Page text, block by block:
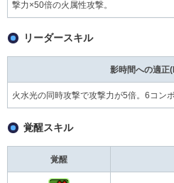
撃力×50倍の火属性攻撃。
リーダースキル
影時間への適正
火水光の同時攻撃で攻撃力が5倍。6コン
覚醒スキル
覚醒